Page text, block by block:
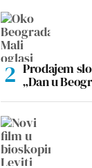
Prodajem
„Dan u